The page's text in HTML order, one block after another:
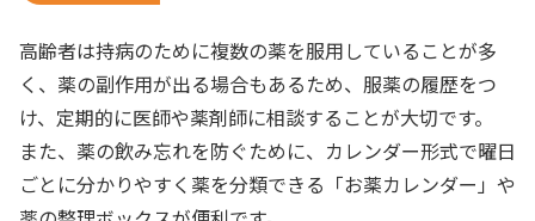
高齢者は持病のために複数の薬を服用していることが多
く、薬の副作用が出る場合もあるため、服薬の履歴をつ
け、定期的に医師や薬剤師に相談することが大切です。
また、薬の飲み忘れを防ぐために、カレンダー形式で曜日
ごとに分かりやすく薬を分類できる「お薬カレンダー」や